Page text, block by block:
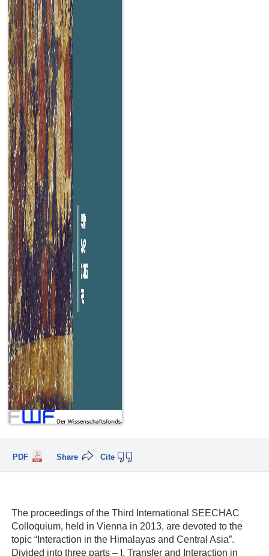
PDF Cite
Share
The proceedings of the Third International SEECHAC
Colloquium, held in Vienna in 2013, are devoted to the
topic “Interaction in the Himalayas and Central Asia”.
Divided into three parts – I. Transfer and Interaction in